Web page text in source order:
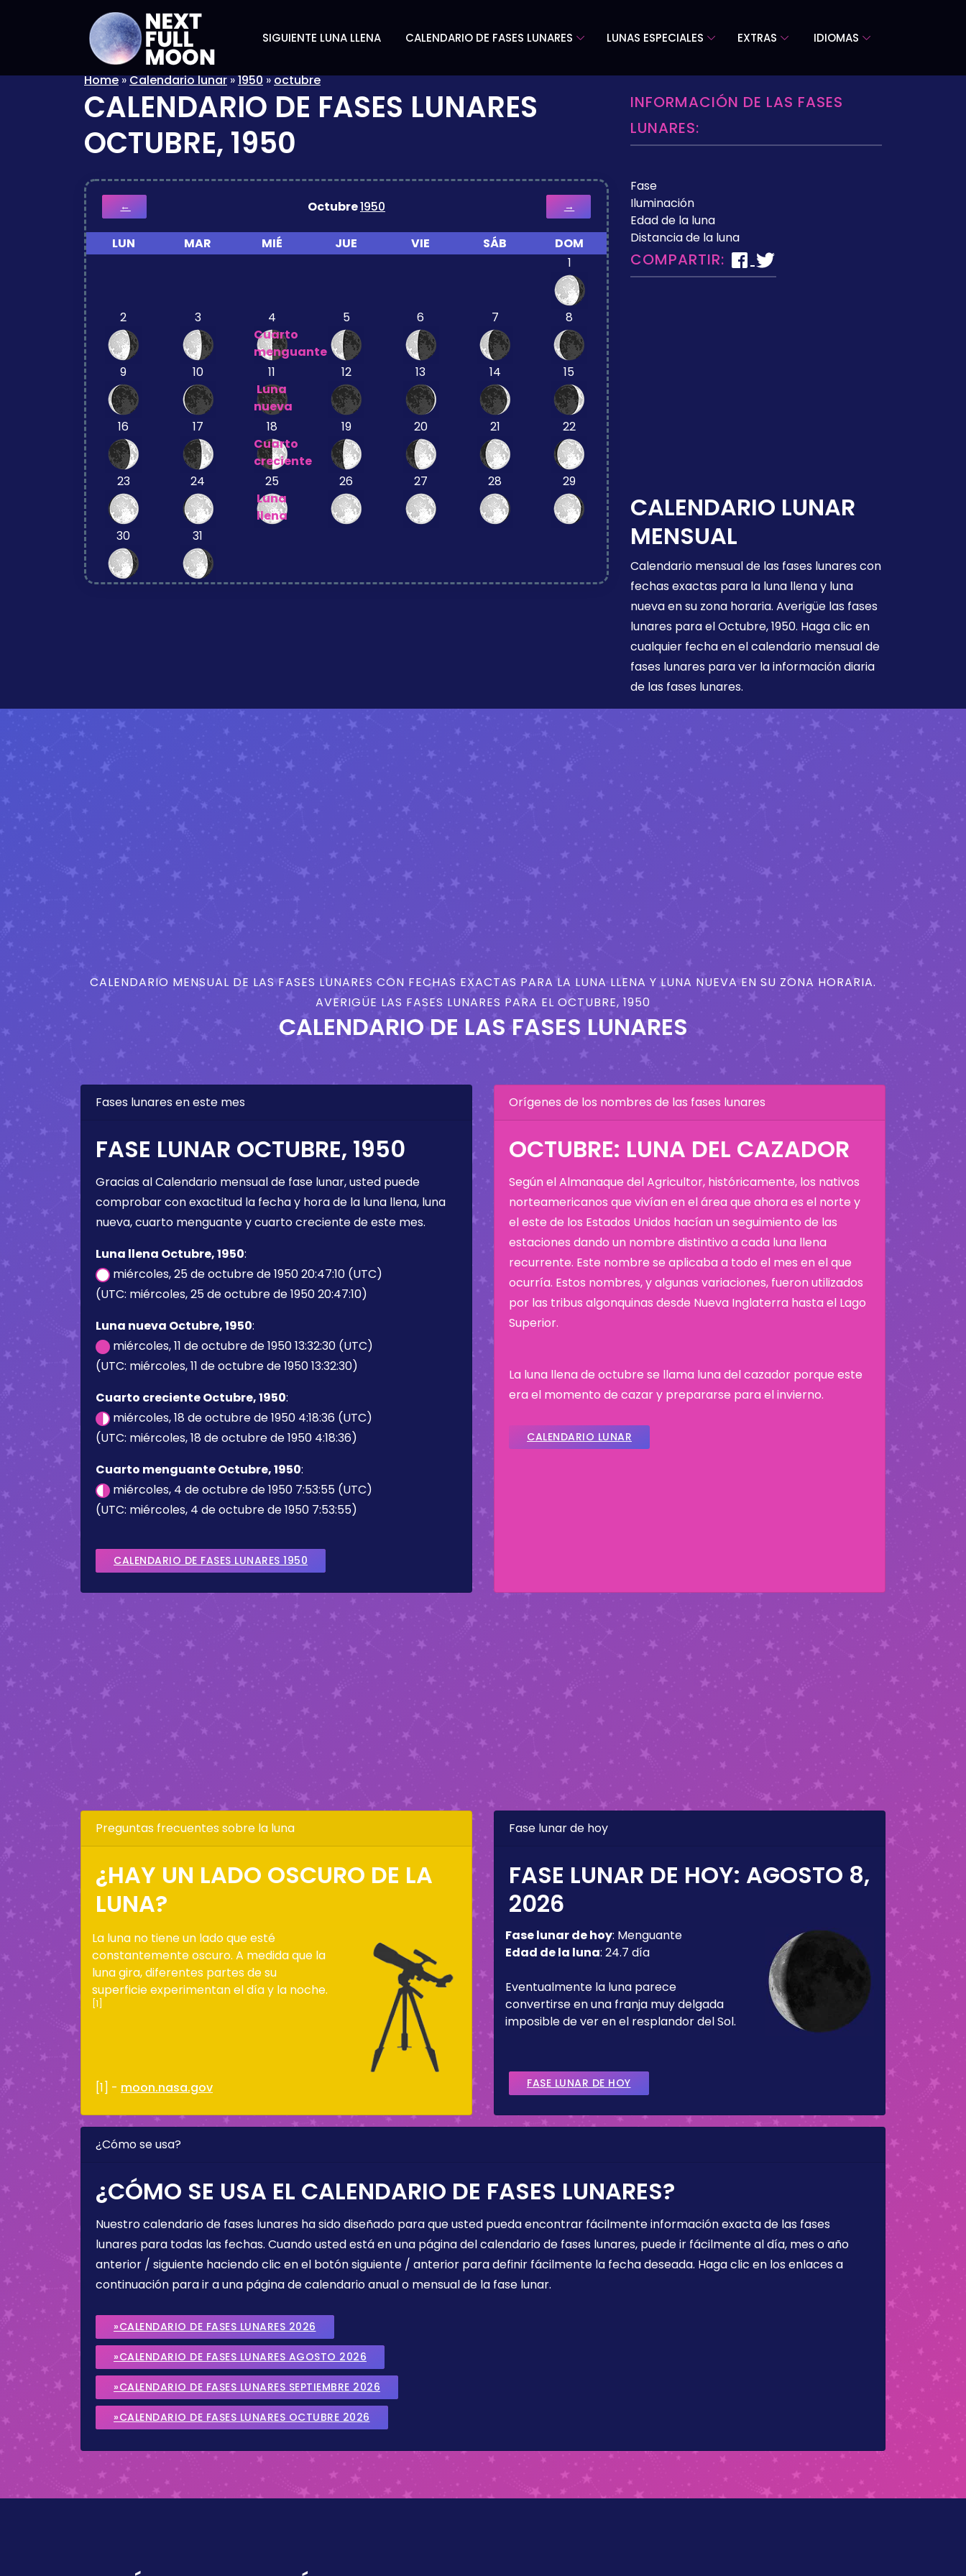
SIGUIENTE LUNA LLENA CALENDARIO DE FASES LUNARES LUNAS ESPECIALES EXTRAS IDIOMAS
Home»Calendario lunar»1950»octubre
CALENDARIO DE FASES LUNARES
OCTUBRE, 1950
← Octubre1950 →
LUN MAR MIÉ JUE VIE SÁB
DOM
1
2 3
4
Cuarto
menguante
5 6 7 8
9 10
11
Luna
nueva
12 13 14 15
16 17
18
Cuarto
creciente
19 20 21 22
23 24
25
Luna
llena
26 27 28 29
30 31
INFORMACIÓN DE LAS FASES
LUNARES:
Fase
Iluminación
Edad de la luna
Distancia de la luna
COMPARTIR:
CALENDARIO LUNAR
MENSUAL
Calendario mensual de las fases lunares con
fechas exactas para la luna llena y luna
nueva en su zona horaria. Averigüe las fases
lunares para el Octubre, 1950. Haga clic en
cualquier fecha en el calendario mensual de
fases lunares para ver la información diaria
de las fases lunares.
CALENDARIO MENSUAL DE LAS FASES LUNARES CON FECHAS EXACTAS PARA LA LUNA LLENA Y LUNA NUEVA EN SU ZONA HORARIA.
AVERIGÜE LAS FASES LUNARES PARA EL OCTUBRE, 1950
CALENDARIO DE LAS FASES LUNARES
Fases lunares en este mes
FASE LUNAR OCTUBRE, 1950
Gracias al Calendario mensual de fase lunar, usted puede
comprobar con exactitud la fecha y hora de la luna llena, luna
nueva, cuarto menguante y cuarto creciente de este mes.
Luna llena Octubre, 1950:
miércoles, 25 de octubre de 1950 20:47:10 (UTC)
(UTC: miércoles, 25 de octubre de 1950 20:47:10)
Luna nueva Octubre, 1950:
miércoles, 11 de octubre de 1950 13:32:30 (UTC)
(UTC: miércoles, 11 de octubre de 1950 13:32:30)
Cuarto creciente Octubre, 1950:
miércoles, 18 de octubre de 1950 4:18:36 (UTC)
(UTC: miércoles, 18 de octubre de 1950 4:18:36)
Cuarto menguante Octubre, 1950:
miércoles, 4 de octubre de 1950 7:53:55 (UTC)
(UTC: miércoles, 4 de octubre de 1950 7:53:55)
CALENDARIO DE FASES LUNARES 1950
Orígenes de los nombres de las fases lunares
OCTUBRE: LUNA DEL CAZADOR
Según el Almanaque del Agricultor, históricamente, los nativos
norteamericanos que vivían en el área que ahora es el norte y
el este de los Estados Unidos hacían un seguimiento de las
estaciones dando un nombre distintivo a cada luna llena
recurrente. Este nombre se aplicaba a todo el mes en el que
ocurría. Estos nombres, y algunas variaciones, fueron utilizados
por las tribus algonquinas desde Nueva Inglaterra hasta el Lago
Superior.
La luna llena de octubre se llama luna del cazador porque este
era el momento de cazar y prepararse para el invierno.
CALENDARIO LUNAR
Preguntas frecuentes sobre la luna
¿HAY UN LADO OSCURO DE LA
LUNA?
La luna no tiene un lado que esté
constantemente oscuro. A medida que la
luna gira, diferentes partes de su
superficie experimentan el día y la noche.
[1]
[1] - moon.nasa.gov
Fase lunar de hoy
FASE LUNAR DE HOY: AGOSTO 8,
2026
Fase lunar de hoy: Menguante
Edad de la luna: 24.7 día
Eventualmente la luna parece
convertirse en una franja muy delgada
imposible de ver en el resplandor del Sol.
FASE LUNAR DE HOY
¿Cómo se usa?
¿CÓMO SE USA EL CALENDARIO DE FASES LUNARES?
Nuestro calendario de fases lunares ha sido diseñado para que usted pueda encontrar fácilmente información exacta de las fases
lunares para todas las fechas. Cuando usted está en una página del calendario de fases lunares, puede ir fácilmente al día, mes o año
anterior / siguiente haciendo clic en el botón siguiente / anterior para definir fácilmente la fecha deseada. Haga clic en los enlaces a
continuación para ir a una página de calendario anual o mensual de la fase lunar.
»CALENDARIO DE FASES LUNARES 2026
»CALENDARIO DE FASES LUNARES AGOSTO 2026
»CALENDARIO DE FASES LUNARES SEPTIEMBRE 2026
»CALENDARIO DE FASES LUNARES OCTUBRE 2026